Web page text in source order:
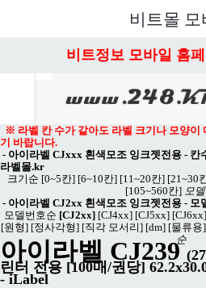
비트몰 모
비트정보 모바일 홈
※ 라벨 칸 수가 같아도 라벨 크기나 모양이
기 바랍니다.
- 아이라벨 CJxxx 흰색모조 잉크젯전용 - 칸
라벨몰.kr
크기순 [0~5칸] [6~10칸] [11~20칸] [21~30
[105~560칸] 모
- 아이라벨 CJ2xx 흰색모조 잉크젯전용 - 모
모델번호순 [CJ2xx] [CJ4xx] [CJ5xx] [CJ6xx]
[원형] [정사각형] [직각 모서리] [dm] [물류용]
순
아이라벨 CJ239
린터 전용 [100매/권당]
- iLabel